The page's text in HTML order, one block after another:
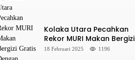
Kolaka Utara Pecahkan
Rekor MURI Makan Bergizi
Gratis Dengan Peserta
18 Februari 2025 1196